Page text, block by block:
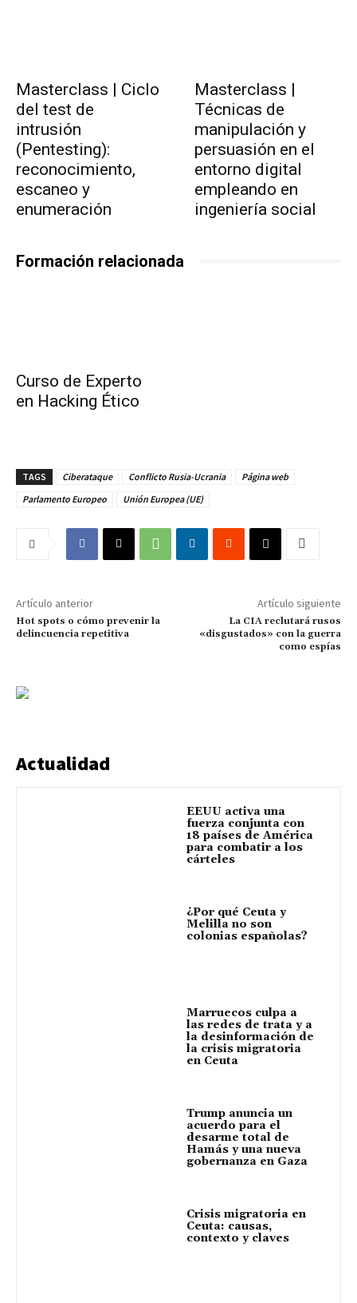
Masterclass | Ciclo
del test de
intrusión
(Pentesting):
reconocimiento,
escaneo y
enumeración
Masterclass |
Técnicas de
manipulación y
persuasión en el
entorno digital
empleando en
ingeniería social
Formación relacionada
Curso de Experto
en Hacking Ético
TAGS Ciberataque Conflicto Rusia-Ucrania
Página web
Parlamento Europeo
Unión Europea (UE)
Artículo anterior
Hot spots o cómo prevenir la
delincuencia repetitiva
Artículo siguiente
La CIA reclutará rusos
«disgustados» con la guerra
como espías
Actualidad
EEUU activa una
fuerza conjunta con
18 países de América
para combatir a los
cárteles
¿Por qué Ceuta y
Melilla no son
colonias españolas?
Marruecos culpa a
las redes de trata y a
la desinformación de
la crisis migratoria
en Ceuta
Trump anuncia un
acuerdo para el
desarme total de
Hamás y una nueva
gobernanza en Gaza
Crisis migratoria en
Ceuta: causas,
contexto y claves